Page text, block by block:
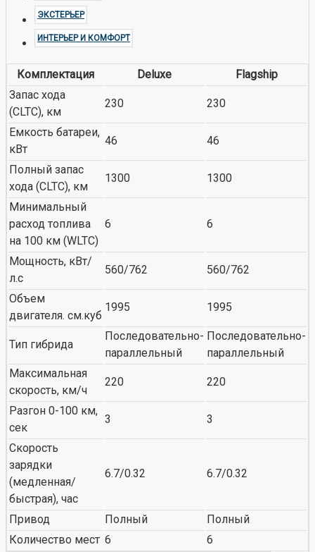
ЭКСТЕРЬЕР
ИНТЕРЬЕР И КОМФОРТ
Комплектация Deluxe
Flagship
Запас хода
(CLTC), км
230 230
Емкость батареи,
кВт
46 46
Полный запас
хода (CLTC), км
1300 1300
Минимальный
расход топлива
на 100 км (WLTC)
6 6
Мощность, кВт/
л.с
560/762 560/762
Объем
двигателя. см.куб
1995 1995
Тип гибрида
Последовательно-
параллельный
Последовательно-
параллельный
Максимальная
скорость, км/ч
220 220
Разгон 0-100 км,
сек
3 3
Скорость
зарядки
(медленная/
быстрая), час
6.7/0.32 6.7/0.32
Привод Полный
Полный
Количество мест 6
6